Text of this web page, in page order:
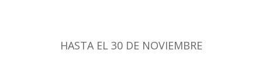
HASTA EL 30 DE NOVIEMBRE